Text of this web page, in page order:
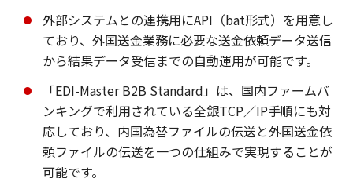
外部システムとの連携用にAPI（bat形式）を用意し
ており、外国送金業務に必要な送金依頼データ送信
から結果データ受信までの自動運用が可能です。
「EDI-Master B2B Standard」は、国内ファームバ
ンキングで利用されている全銀TCP／IP手順にも対
応しており、内国為替ファイルの伝送と外国送金依
頼ファイルの伝送を一つの仕組みで実現することが
可能です。